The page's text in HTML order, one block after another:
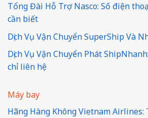
Tổng Đài Hỗ Trợ Nasco: Số điện
cần biết
Dịch Vụ Vận Chuyển SuperShip Và
Dịch Vụ Vận Chuyển Phát
chỉ liên hệ
Máy bay
Hãng Hàng Không Vietnam